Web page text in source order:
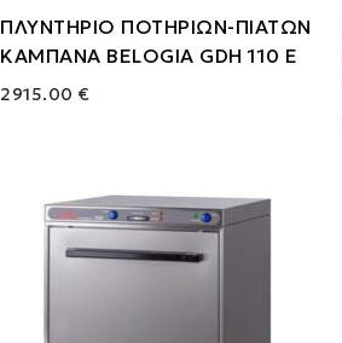
ΠΛΥΝΤΗΡΙΟ ΠΟΤΗΡΙΩΝ-ΠΙΑΤΩΝ
ΚΑΜΠΑΝΑ BELOGIA GDH 110 E
2915.00 €